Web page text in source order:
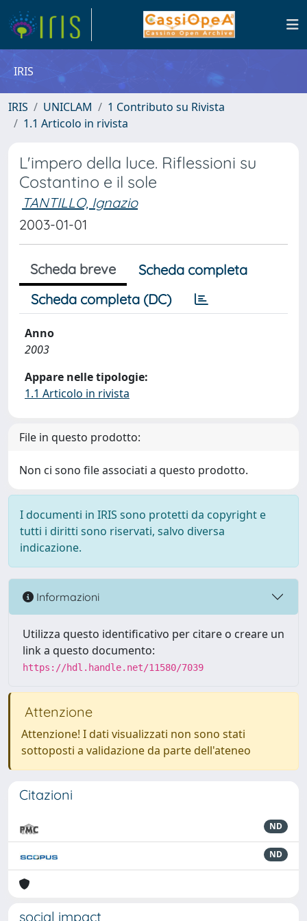
IRIS
IRIS UNICLAM
1 Contributo su Rivista
1.1 Articolo in rivista
L'impero della luce. Riflessioni su
Costantino e il sole
TANTILLO, Ignazio
2003-01-01
Scheda breve
Scheda completa
Scheda completa (DC)
Anno
2003
Appare nelle tipologie:
1.1 Articolo in rivista
File in questo prodotto:
Non ci sono file associati a questo prodotto.
I documenti in IRIS sono protetti da copyright e
tutti i diritti sono riservati, salvo diversa
indicazione.
Informazioni
Utilizza questo identificativo per citare o creare un
link a questo documento:
https://hdl.handle.net/11580/7039
Attenzione
Attenzione! I dati visualizzati non sono stati
sottoposti a validazione da parte dell'ateneo
Citazioni
ND
ND
social impact